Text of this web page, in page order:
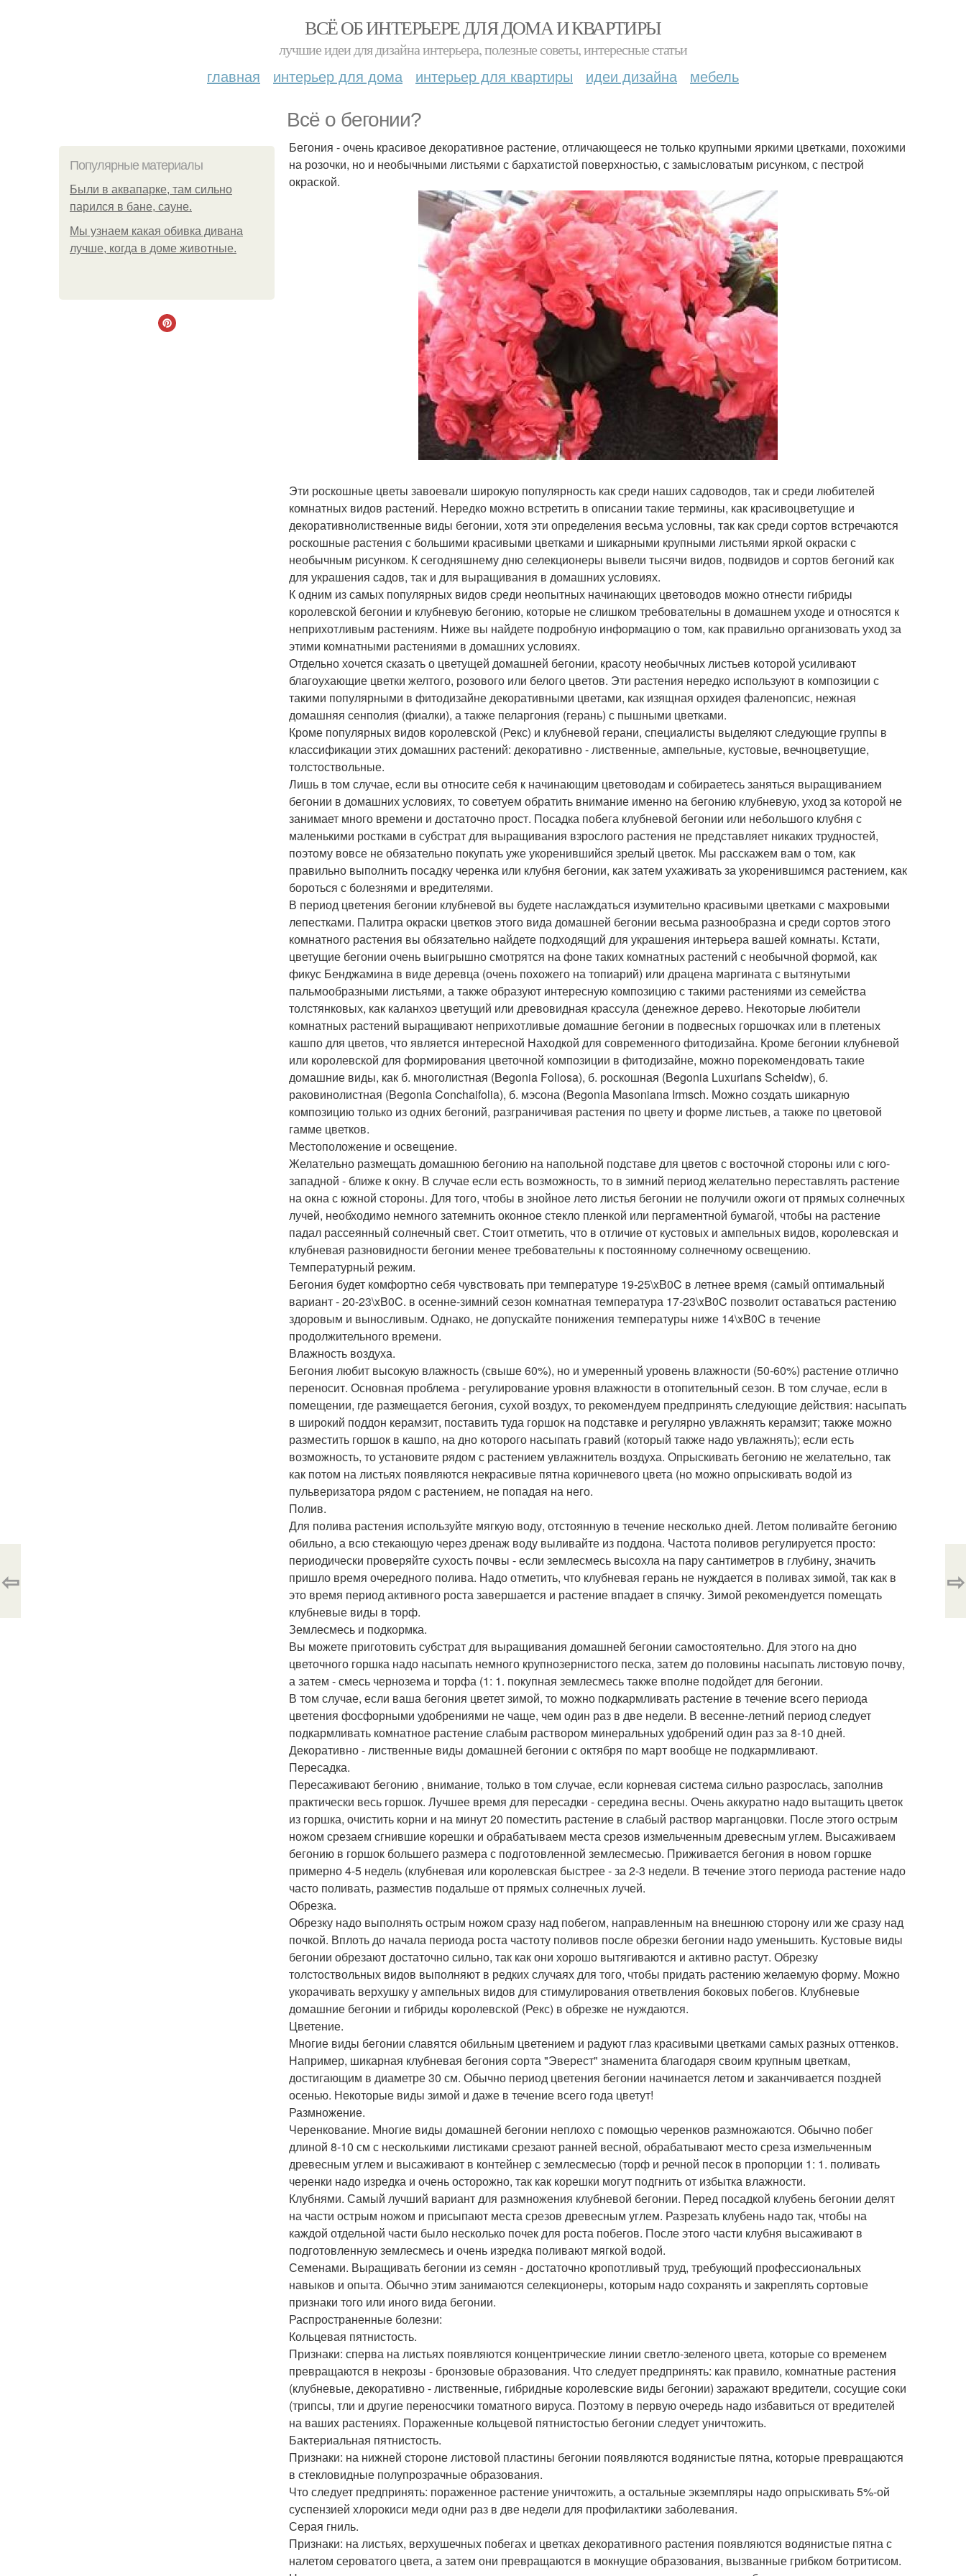
ВСЁ ОБ ИНТЕРЬЕРЕ ДЛЯ ДОМА И КВАРТИРЫ
лучшие идеи для дизайна интерьера, полезные советы, интересные статьи
главная интерьер для дома интерьер для квартиры идеи дизайна мебель
Всё о бегонии?
Популярные материалы
Были в аквапарке, там сильно
парился в бане, сауне.
Мы узнаем какая обивка дивана
лучше, когда в доме животные.
Бегония - очень красивое декоративное растение, отличающееся не только крупными яркими цветками, похожими
на розочки, но и необычными листьями с бархатистой поверхностью, с замысловатым рисунком, с пестрой
окраской.
Эти роскошные цветы завоевали широкую популярность как среди наших садоводов, так и среди любителей
комнатных видов растений. Нередко можно встретить в описании такие термины, как красивоцветущие и
декоративнолиственные виды бегонии, хотя эти определения весьма условны, так как среди сортов встречаются
роскошные растения с большими красивыми цветками и шикарными крупными листьями яркой окраски с
необычным рисунком. К сегодняшнему дню селекционеры вывели тысячи видов, подвидов и сортов бегоний как
для украшения садов, так и для выращивания в домашних условиях.
К одним из самых популярных видов среди неопытных начинающих цветоводов можно отнести гибриды
королевской бегонии и клубневую бегонию, которые не слишком требовательны в домашнем уходе и относятся к
неприхотливым растениям. Ниже вы найдете подробную информацию о том, как правильно организовать уход за
этими комнатными растениями в домашних условиях.
Отдельно хочется сказать о цветущей домашней бегонии, красоту необычных листьев которой усиливают
благоухающие цветки желтого, розового или белого цветов. Эти растения нередко используют в композиции с
такими популярными в фитодизайне декоративными цветами, как изящная орхидея фаленопсис, нежная
домашняя сенполия (фиалки), а также пеларгония (герань) с пышными цветками.
Кроме популярных видов королевской (Рекс) и клубневой герани, специалисты выделяют следующие группы в
классификации этих домашних растений: декоративно - лиственные, ампельные, кустовые, вечноцветущие,
толстоствольные.
Лишь в том случае, если вы относите себя к начинающим цветоводам и собираетесь заняться выращиванием
бегонии в домашних условиях, то советуем обратить внимание именно на бегонию клубневую, уход за которой не
занимает много времени и достаточно прост. Посадка побега клубневой бегонии или небольшого клубня с
маленькими ростками в субстрат для выращивания взрослого растения не представляет никаких трудностей,
поэтому вовсе не обязательно покупать уже укоренившийся зрелый цветок. Мы расскажем вам о том, как
правильно выполнить посадку черенка или клубня бегонии, как затем ухаживать за укоренившимся растением, как
бороться с болезнями и вредителями.
В период цветения бегонии клубневой вы будете наслаждаться изумительно красивыми цветками с махровыми
лепестками. Палитра окраски цветков этого вида домашней бегонии весьма разнообразна и среди сортов этого
комнатного растения вы обязательно найдете подходящий для украшения интерьера вашей комнаты. Кстати,
цветущие бегонии очень выигрышно смотрятся на фоне таких комнатных растений с необычной формой, как
фикус Бенджамина в виде деревца (очень похожего на топиарий) или драцена маргината с вытянутыми
пальмообразными листьями, а также образуют интересную композицию с такими растениями из семейства
толстянковых, как каланхоэ цветущий или древовидная крассула (денежное дерево. Некоторые любители
комнатных растений выращивают неприхотливые домашние бегонии в подвесных горшочках или в плетеных
кашпо для цветов, что является интересной Находкой для современного фитодизайна. Кроме бегонии клубневой
или королевской для формирования цветочной композиции в фитодизайне, можно порекомендовать такие
домашние виды, как б. многолистная (Begonia Foliosa), б. роскошная (Begonia Luxurians Scheidw), б.
раковинолистная (Begonia Conchaifolia), б. мэсона (Begonia Masoniana Irmsch. Можно создать шикарную
композицию только из одних бегоний, разграничивая растения по цвету и форме листьев, а также по цветовой
гамме цветков.
Местоположение и освещение.
Желательно размещать домашнюю бегонию на напольной подставе для цветов с восточной стороны или с юго-
западной - ближе к окну. В случае если есть возможность, то в зимний период желательно переставлять растение
на окна с южной стороны. Для того, чтобы в знойное лето листья бегонии не получили ожоги от прямых солнечных
лучей, необходимо немного затемнить оконное стекло пленкой или пергаментной бумагой, чтобы на растение
падал рассеянный солнечный свет. Стоит отметить, что в отличие от кустовых и ампельных видов, королевская и
клубневая разновидности бегонии менее требовательны к постоянному солнечному освещению.
Температурный режим.
Бегония будет комфортно себя чувствовать при температуре 19-25\xB0C в летнее время (самый оптимальный
вариант - 20-23\xB0C. в осенне-зимний сезон комнатная температура 17-23\xB0C позволит оставаться растению
здоровым и выносливым. Однако, не допускайте понижения температуры ниже 14\xB0C в течение
продолжительного времени.
Влажность воздуха.
Бегония любит высокую влажность (свыше 60%), но и умеренный уровень влажности (50-60%) растение отлично
переносит. Основная проблема - регулирование уровня влажности в отопительный сезон. В том случае, если в
помещении, где размещается бегония, сухой воздух, то рекомендуем предпринять следующие действия: насыпать
в широкий поддон керамзит, поставить туда горшок на подставке и регулярно увлажнять керамзит; также можно
разместить горшок в кашпо, на дно которого насыпать гравий (который также надо увлажнять); если есть
возможность, то установите рядом с растением увлажнитель воздуха. Опрыскивать бегонию не желательно, так
как потом на листьях появляются некрасивые пятна коричневого цвета (но можно опрыскивать водой из
пульверизатора рядом с растением, не попадая на него.
Полив.
Для полива растения используйте мягкую воду, отстоянную в течение несколько дней. Летом поливайте бегонию
обильно, а всю стекающую через дренаж воду выливайте из поддона. Частота поливов регулируется просто:
периодически проверяйте сухость почвы - если землесмесь высохла на пару сантиметров в глубину, значить
пришло время очередного полива. Надо отметить, что клубневая герань не нуждается в поливах зимой, так как в
это время период активного роста завершается и растение впадает в спячку. Зимой рекомендуется помещать
клубневые виды в торф.
Землесмесь и подкормка.
Вы можете приготовить субстрат для выращивания домашней бегонии самостоятельно. Для этого на дно
цветочного горшка надо насыпать немного крупнозернистого песка, затем до половины насыпать листовую почву,
а затем - смесь чернозема и торфа (1: 1. покупная землесмесь также вполне подойдет для бегонии.
В том случае, если ваша бегония цветет зимой, то можно подкармливать растение в течение всего периода
цветения фосфорными удобрениями не чаще, чем один раз в две недели. В весенне-летний период следует
подкармливать комнатное растение слабым раствором минеральных удобрений один раз за 8-10 дней.
Декоративно - лиственные виды домашней бегонии с октября по март вообще не подкармливают.
Пересадка.
Пересаживают бегонию , внимание, только в том случае, если корневая система сильно разрослась, заполнив
практически весь горшок. Лучшее время для пересадки - середина весны. Очень аккуратно надо вытащить цветок
из горшка, очистить корни и на минут 20 поместить растение в слабый раствор марганцовки. После этого острым
ножом срезаем сгнившие корешки и обрабатываем места срезов измельченным древесным углем. Высаживаем
бегонию в горшок большего размера с подготовленной землесмесью. Приживается бегония в новом горшке
примерно 4-5 недель (клубневая или королевская быстрее - за 2-3 недели. В течение этого периода растение надо
часто поливать, разместив подальше от прямых солнечных лучей.
Обрезка.
Обрезку надо выполнять острым ножом сразу над побегом, направленным на внешнюю сторону или же сразу над
почкой. Вплоть до начала периода роста частоту поливов после обрезки бегонии надо уменьшить. Кустовые виды
бегонии обрезают достаточно сильно, так как они хорошо вытягиваются и активно растут. Обрезку
толстоствольных видов выполняют в редких случаях для того, чтобы придать растению желаемую форму. Можно
укорачивать верхушку у ампельных видов для стимулирования ответвления боковых побегов. Клубневые
домашние бегонии и гибриды королевской (Рекс) в обрезке не нуждаются.
Цветение.
Многие виды бегонии славятся обильным цветением и радуют глаз красивыми цветками самых разных оттенков.
Например, шикарная клубневая бегония сорта "Эверест" знаменита благодаря своим крупным цветкам,
достигающим в диаметре 30 см. Обычно период цветения бегонии начинается летом и заканчивается поздней
осенью. Некоторые виды зимой и даже в течение всего года цветут!
Размножение.
Черенкование. Многие виды домашней бегонии неплохо с помощью черенков размножаются. Обычно побег
длиной 8-10 см с несколькими листиками срезают ранней весной, обрабатывают место среза измельченным
древесным углем и высаживают в контейнер с землесмесью (торф и речной песок в пропорции 1: 1. поливать
черенки надо изредка и очень осторожно, так как корешки могут подгнить от избытка влажности.
Клубнями. Самый лучший вариант для размножения клубневой бегонии. Перед посадкой клубень бегонии делят
на части острым ножом и присыпают места срезов древесным углем. Разрезать клубень надо так, чтобы на
каждой отдельной части было несколько почек для роста побегов. После этого части клубня высаживают в
подготовленную землесмесь и очень изредка поливают мягкой водой.
Семенами. Выращивать бегонии из семян - достаточно кропотливый труд, требующий профессиональных
навыков и опыта. Обычно этим занимаются селекционеры, которым надо сохранять и закреплять сортовые
признаки того или иного вида бегонии.
Распространенные болезни:
Кольцевая пятнистость.
Признаки: сперва на листьях появляются концентрические линии светло-зеленого цвета, которые со временем
превращаются в некрозы - бронзовые образования. Что следует предпринять: как правило, комнатные растения
(клубневые, декоративно - лиственные, гибридные королевские виды бегонии) заражают вредители, сосущие соки
(трипсы, тли и другие переносчики томатного вируса. Поэтому в первую очередь надо избавиться от вредителей
на ваших растениях. Пораженные кольцевой пятнистостью бегонии следует уничтожить.
Бактериальная пятнистость.
Признаки: на нижней стороне листовой пластины бегонии появляются водянистые пятна, которые превращаются
в стекловидные полупрозрачные образования.
Что следует предпринять: пораженное растение уничтожить, а остальные экземпляры надо опрыскивать 5%-ой
суспензией хлорокиси меди одни раз в две недели для профилактики заболевания.
Серая гниль.
Признаки: на листьях, верхушечных побегах и цветках декоративного растения появляются водянистые пятна с
налетом сероватого цвета, а затем они превращаются в мокнущие образования, вызванные грибком ботритисом.
⇦ ⇨